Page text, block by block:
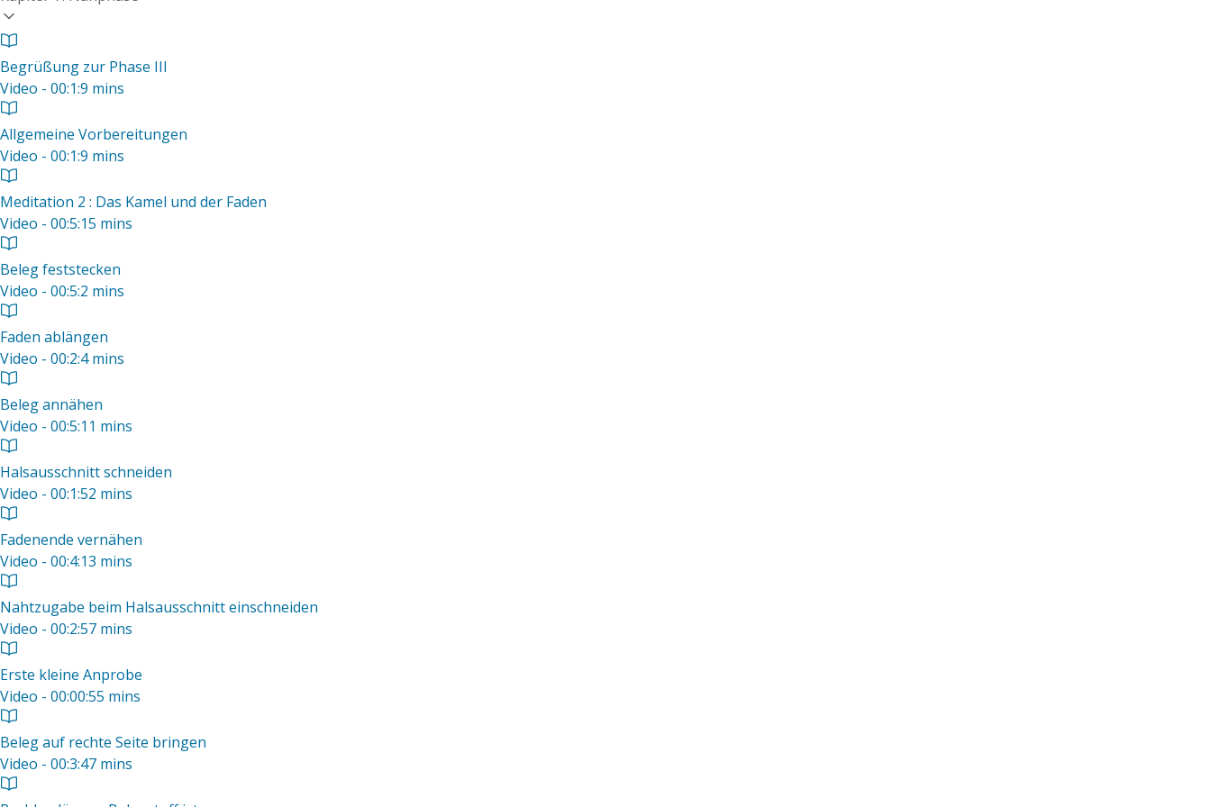
Begrüßung zur Phase III
Video - 00:1:9 mins
Allgemeine Vorbereitungen
Video - 00:1:9 mins
Meditation 2 : Das Kamel und der Faden
Video - 00:5:15 mins
Beleg feststecken
Video - 00:5:2 mins
Faden ablängen
Video - 00:2:4 mins
Beleg annähen
Video - 00:5:11 mins
Halsausschnitt schneiden
Video - 00:1:52 mins
Fadenende vernähen
Video - 00:4:13 mins
Nahtzugabe beim Halsausschnitt einschneiden
Video - 00:2:57 mins
Erste kleine Anprobe
Video - 00:00:55 mins
Beleg auf rechte Seite bringen
Video - 00:3:47 mins